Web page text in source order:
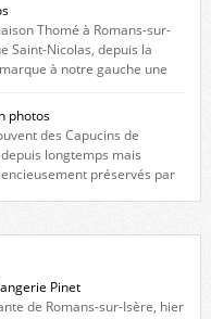
Thomé à Romans-sur-
Saint-Nicolas, depuis la
à notre gauche une
façades sont ornées de
étages, on peut voir une
photos
des Capucins de
longtemps mais
préservés par
couvent des Capucins ! Petit
Pinet
de Romans-sur-Isère, hier